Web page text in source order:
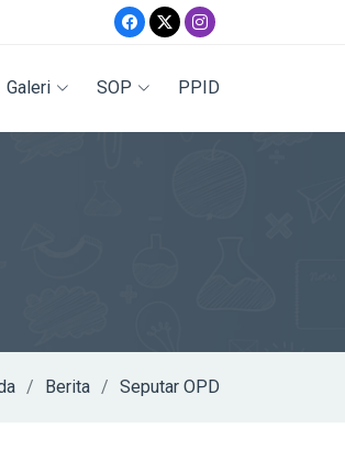
Galeri SOP PPID
Berita Seputar OPD